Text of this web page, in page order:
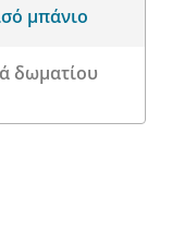
μπάνιο
δωματίου